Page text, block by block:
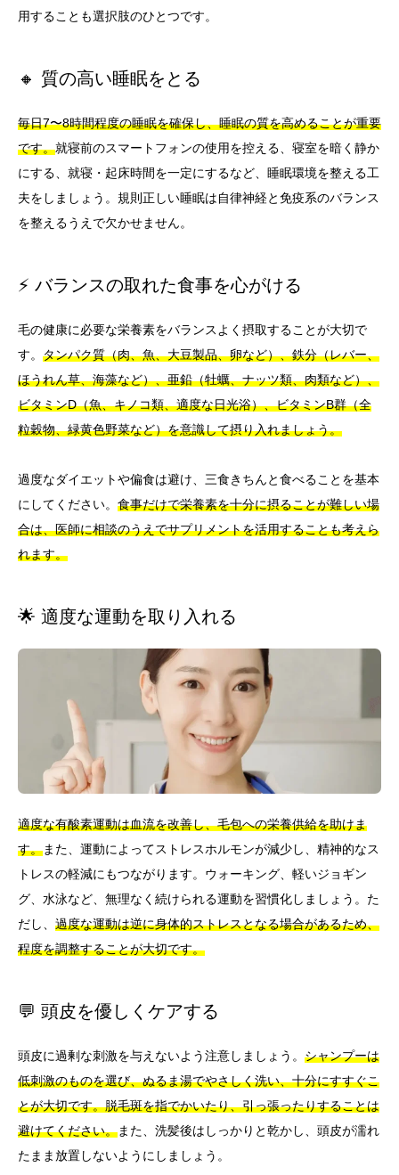
用することも選択肢のひとつです。
🔸 質の高い睡眠をとる
毎日7〜8時間程度の睡眠を確保し、睡眠の質を高めることが重要
です。就寝前のスマートフォンの使用を控える、寝室を暗く静か
にする、就寝・起床時間を一定にするなど、睡眠環境を整える工
夫をしましょう。規則正しい睡眠は自律神経と免疫系のバランス
を整えるうえで欠かせません。
⚡ バランスの取れた食事を心がける
毛の健康に必要な栄養素をバランスよく摂取することが大切で
す。 タンパク質（肉、魚、大豆製品、卵など）、鉄分（レバー、
ほうれん草、海藻など）、亜鉛（牡蠣、ナッツ類、肉類など）、
ビタミンD（魚、キノコ類、適度な日光浴）、ビタミンB群（全
粒穀物、緑黄色野菜など）を意識して摂り入れましょう。
過度なダイエットや偏食は避け、三食きちんと食べることを基本
にしてください。 食事だけで栄養素を十分に摂ることが難しい場
合は、医師に相談のうえでサプリメントを活用することも考えら
れます。
🌟 適度な運動を取り入れる
適度な有酸素運動は血流を改善し、毛包への栄養供給を助けま
す。また、運動によってストレスホルモンが減少し、精神的なス
トレスの軽減にもつながります。ウォーキング、軽いジョギン
グ、水泳など、無理なく続けられる運動を習慣化しましょう。た
だし、 過度な運動は逆に身体的ストレスとなる場合があるため、
程度を調整することが大切です。
💬 頭皮を優しくケアする
頭皮に過剰な刺激を与えないよう注意しましょう。 シャンプーは
低刺激のものを選び、ぬるま湯でやさしく洗い、十分にすすぐこ
とが大切です。脱毛斑を指でかいたり、引っ張ったりすることは
避けてください。また、洗髪後はしっかりと乾かし、頭皮が濡れ
たまま放置しないようにしましょう。